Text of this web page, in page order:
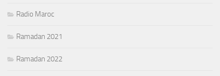
Radio Maroc
Ramadan 2021
Ramadan 2022